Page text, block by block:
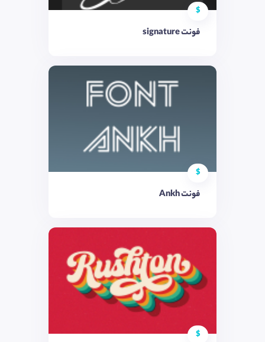
$
فونت signature
$
فونت Ankh
$